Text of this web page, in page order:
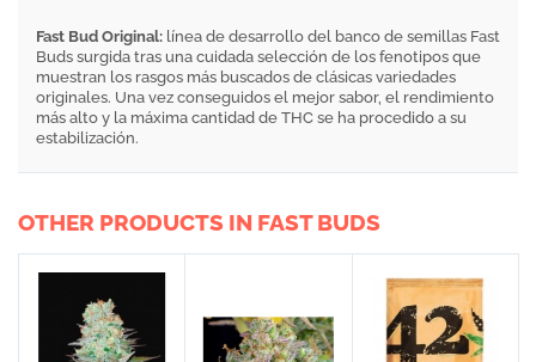
Fast Bud Original: línea de desarrollo del banco de semillas Fast
Buds surgida tras una cuidada selección de los fenotipos que
muestran los rasgos más buscados de clásicas variedades
originales. Una vez conseguidos el mejor sabor, el rendimiento
más alto y la máxima cantidad de THC se ha procedido a su
estabilización.
OTHER PRODUCTS IN FAST BUDS